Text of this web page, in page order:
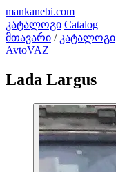
mankanebi.com
კატალოგი Catalog
მთავარი / კატალოგი
AvtoVAZ
Lada Largus